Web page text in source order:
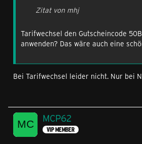
Zitat von mhj
Tarifwechsel den Gutscheincode
anwenden? Das wäre auch eine
Bei Tarifwechsel leider nicht. Nur bei
MCP62
VIP MEMBER